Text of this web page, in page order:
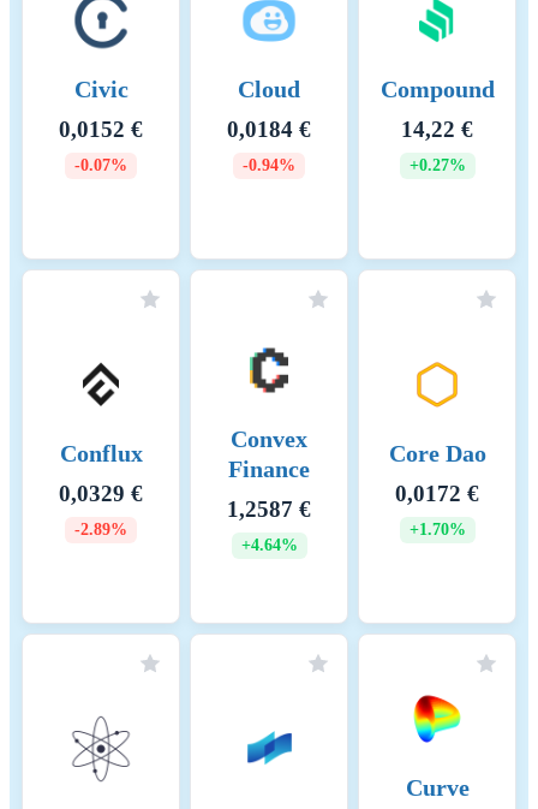
Civic
0,0152 €
-0.07%
Cloud
0,0184 €
-0.94%
Compound
14,22 €
+0.27%
Conflux
0,0329 €
-2.89%
Convex
Finance
1,2587 €
+4.64%
Core Dao
0,0172 €
+1.70%
Curve